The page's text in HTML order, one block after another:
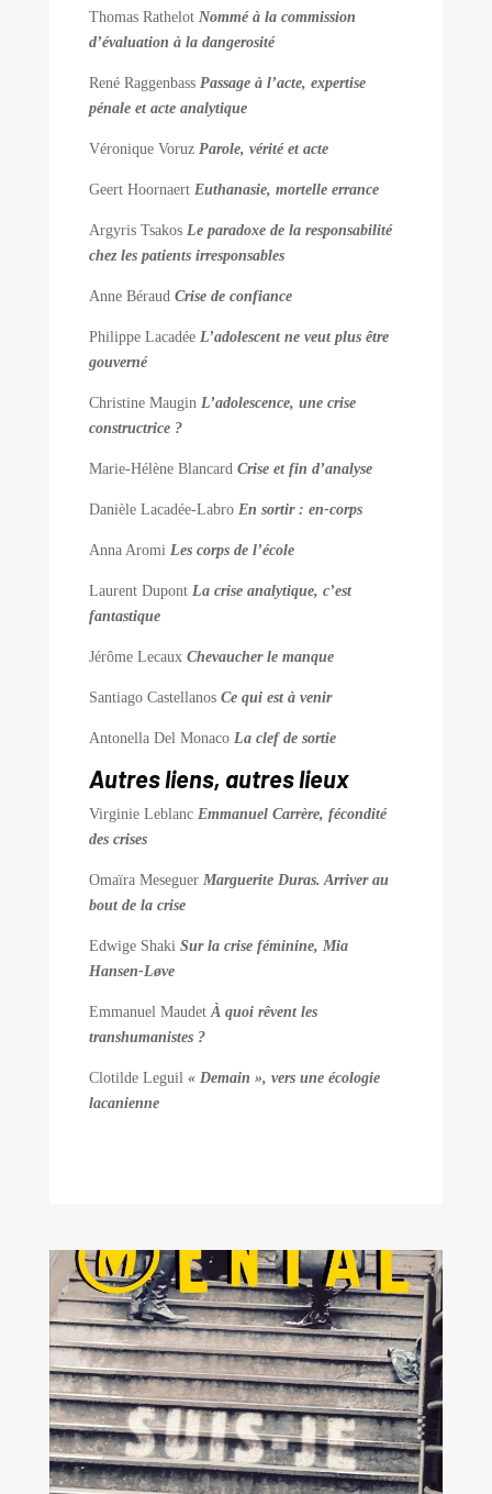
Thomas Rathelot Nommé à la commission
d’évaluation à la dangerosité
René Raggenbass Passage à l’acte, expertise
pénale et acte analytique
Véronique Voruz Parole, vérité et acte
Geert Hoornaert Euthanasie, mortelle errance
Argyris Tsakos Le paradoxe de la responsabilité
chez les patients irresponsables
Anne Béraud Crise de confiance
Philippe Lacadée L’adolescent ne veut plus être
gouverné
Christine Maugin L’adolescence, une crise
constructrice ?
Marie-Hélène Blancard Crise et fin d’analyse
Danièle Lacadée-Labro En sortir : en-corps
Anna Aromi Les corps de l’école
Laurent Dupont La crise analytique, c’est
fantastique
Jérôme Lecaux Chevaucher le manque
Santiago Castellanos Ce qui est à venir
Antonella Del Monaco La clef de sortie
Autres liens, autres lieux
Virginie Leblanc Emmanuel Carrère, fécondité
des crises
Omaïra Meseguer Marguerite Duras. Arriver au
bout de la crise
Edwige Shaki Sur la crise féminine, Mia
Hansen-Løve
Emmanuel MaudetÀ quoi rêvent les
transhumanistes ?
Clotilde Leguil « Demain », vers une écologie
lacanienne